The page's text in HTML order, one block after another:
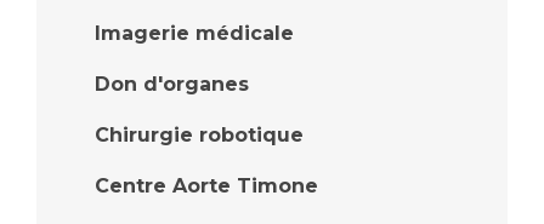
Imagerie médicale
Don d'organes
Chirurgie robotique
Centre Aorte Timone